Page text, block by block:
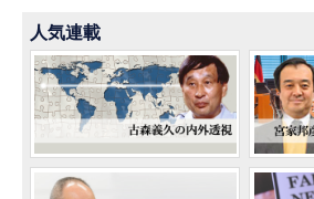
人気連載